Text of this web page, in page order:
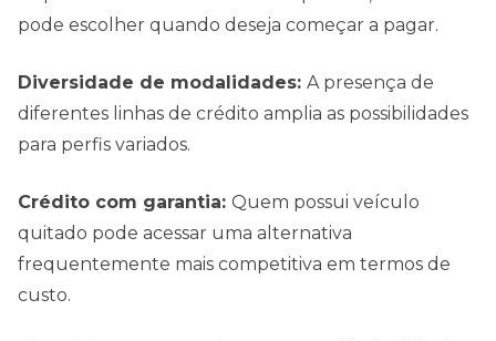
pode escolher quando deseja começar a pagar.
Diversidade de modalidades: A presença de
diferentes linhas de crédito amplia as possibilidades
para perfis variados.
Crédito com garantia: Quem possui veículo
quitado pode acessar uma alternativa
frequentemente mais competitiva em termos de
custo.